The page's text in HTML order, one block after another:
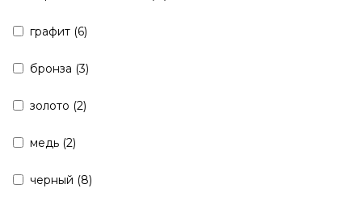
графит (6)
бронза (3)
золото (2)
медь (2)
черный (8)